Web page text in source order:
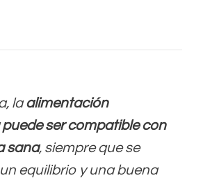
laalimentación
ser compatible con
sana, siempre que se
equilibrio y una buena